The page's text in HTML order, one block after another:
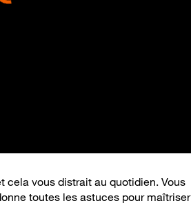
cela vous distrait au quotidien. Vous
toutes les astuces pour maîtriser